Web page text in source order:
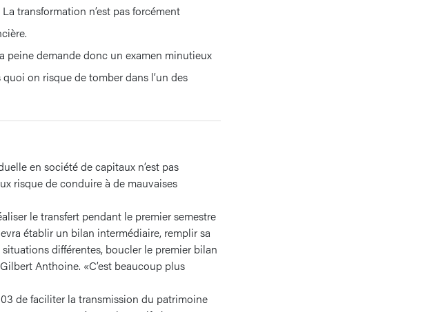
transformation n’est pas forcément
peine demande donc un examen minutieux
on risque de tomber dans l’un des
en société de capitaux n’est pas
risque de conduire à de mauvaises
le transfert pendant le premier semestre
établir un bilan intermédiaire, remplir sa
différentes, boucler le premier bilan
Anthoine. «C’est beaucoup plus
de faciliter la transmission du patrimoine